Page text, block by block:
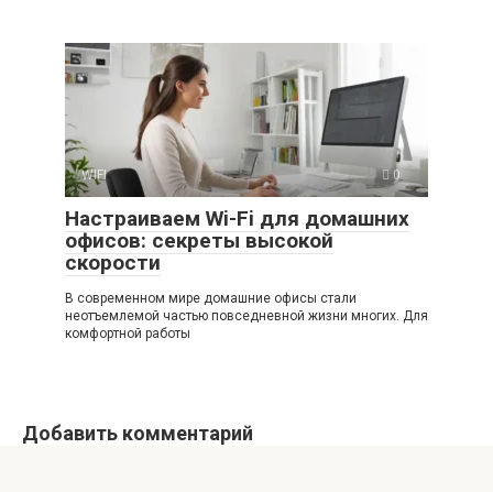
WIFI 0
Настраиваем Wi-Fi для домашних
офисов: секреты высокой
скорости
В современном мире домашние офисы стали
неотъемлемой частью повседневной жизни многих. Для
комфортной работы
Добавить комментарий